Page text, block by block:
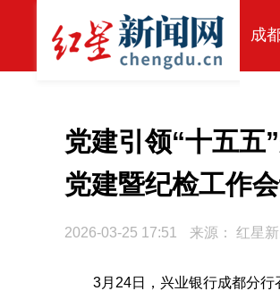
成
党建引领“十五五
党建暨纪检工作
2026-03-25 17:51 来源： 红星
3月24日，兴业银行成都分